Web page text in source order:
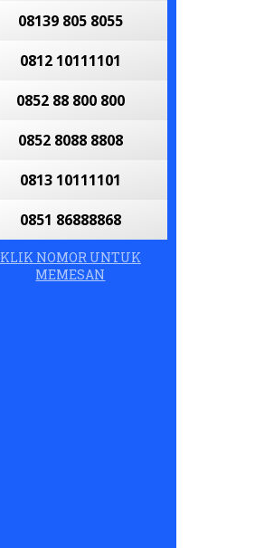
08139 805 8055
0812 10111101
0852 88 800 800
0852 8088 8808
0813 10111101
0851 86888868
KLIK NOMOR UNTUK
MEMESAN